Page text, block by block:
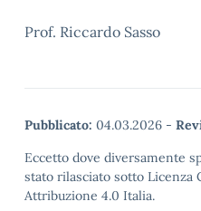
Prof. Riccardo Sasso
Pubblicato: 04.03.2026 -
Eccetto dove diversamente
stato rilasciato sotto Licenza
Attribuzione 4.0 Italia.